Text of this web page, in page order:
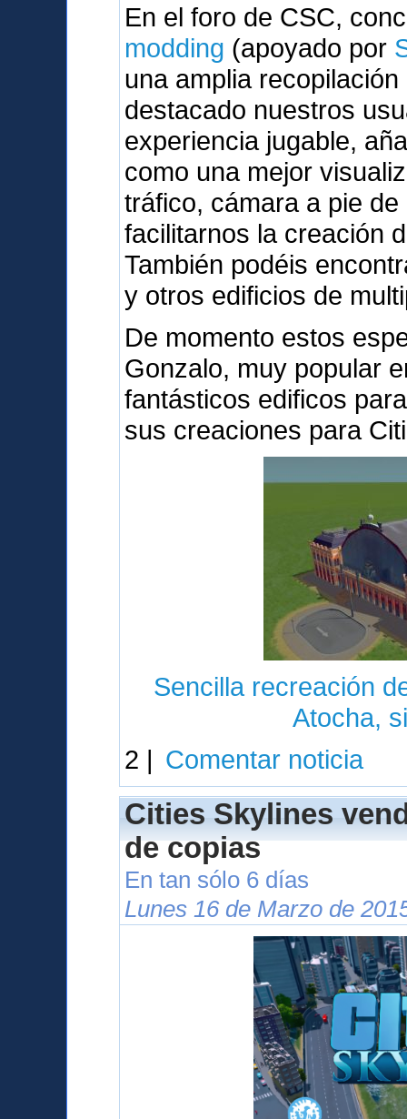
En el foro de CSC,
modding (apoyado por
una amplia
destacado nuestros
experiencia jugable,
como una mejor
tráfico, cámara a pie
facilitarnos la creación
También podéis
y otros edificios de
De momento estos
Gonzalo, muy popular
fantásticos edificos
sus creaciones para
Sencilla recreación
Atocha,
2 | Comentar noticia
Cities Skylines
de copias
En tan sólo 6 días
Lunes 16 de Marzo de